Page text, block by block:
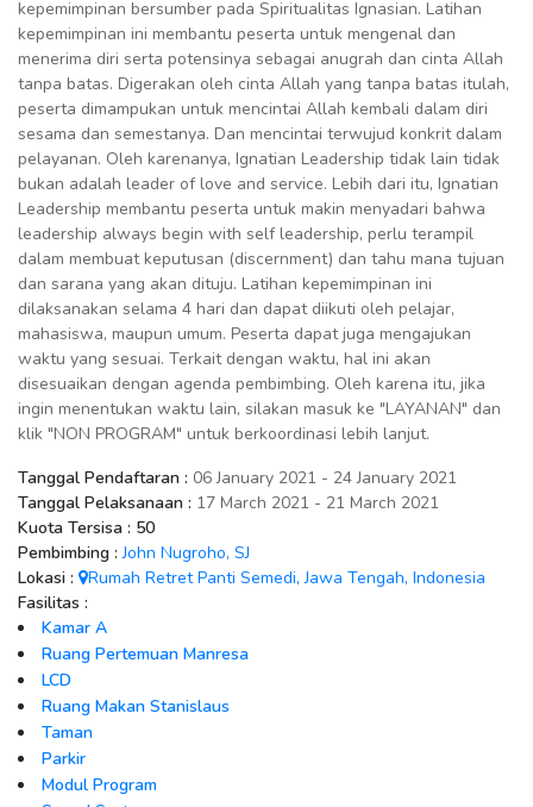
kepemimpinan bersumber pada Spiritualitas Ignasian. Latihan
kepemimpinan ini membantu peserta untuk mengenal dan
menerima diri serta potensinya sebagai anugrah dan cinta Allah
tanpa batas. Digerakan oleh cinta Allah yang tanpa batas itulah,
peserta dimampukan untuk mencintai Allah kembali dalam diri
sesama dan semestanya. Dan mencintai terwujud konkrit dalam
pelayanan. Oleh karenanya, Ignatian Leadership tidak lain tidak
bukan adalah leader of love and service. Lebih dari itu, Ignatian
Leadership membantu peserta untuk makin menyadari bahwa
leadership always begin with self leadership, perlu terampil
dalam membuat keputusan (discernment) dan tahu mana tujuan
dan sarana yang akan dituju. Latihan kepemimpinan ini
dilaksanakan selama 4 hari dan dapat diikuti oleh pelajar,
mahasiswa, maupun umum. Peserta dapat juga mengajukan
waktu yang sesuai. Terkait dengan waktu, hal ini akan
disesuaikan dengan agenda pembimbing. Oleh karena itu, jika
ingin menentukan waktu lain, silakan masuk ke "LAYANAN" dan
klik "NON PROGRAM" untuk berkoordinasi lebih lanjut.
Tanggal Pendaftaran : 06 January 2021 - 24 January 2021
Tanggal Pelaksanaan : 17 March 2021 - 21 March 2021
Kuota Tersisa : 50
Pembimbing : John Nugroho, SJ
Lokasi :
Rumah Retret Panti Semedi, Jawa Tengah, Indonesia
Fasilitas :
Kamar A
Ruang Pertemuan Manresa
LCD
Ruang Makan Stanislaus
Taman
Parkir
Modul Program